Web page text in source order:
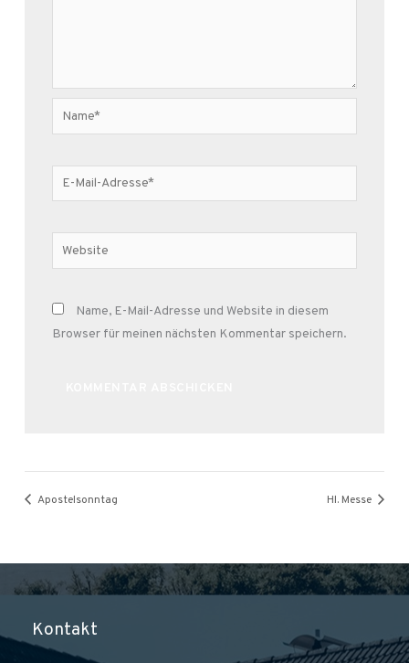
Name*
E-
Mail-
Website
Name, E-Mail-Adresse und Website in diesem
Browser für meinen nächsten Kommentar speichern.
Apostelsonntag Hl. Messe
Kontakt